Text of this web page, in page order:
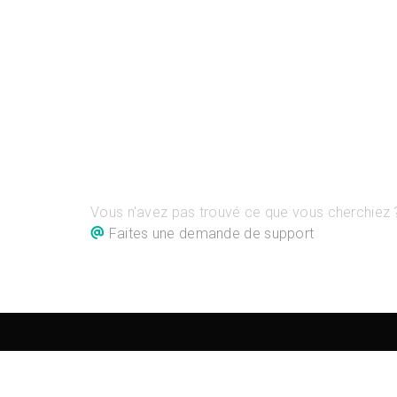
Vous n'avez pas trouvé ce que vous cherchiez
Faites une demande de support